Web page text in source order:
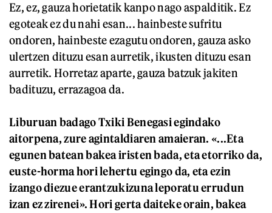
Ez, ez, gauza horietatik kanpo nago aspalditik. Ez
egoteak ez du nahi esan... hainbeste sufritu
ondoren, hainbeste ezagutu ondoren, gauza asko
ulertzen dituzu esan aurretik, ikusten dituzu esan
aurretik. Horretaz aparte, gauza batzuk jakiten
badituzu, errazagoa da.
Liburuan badago Txiki Benegasi egindako
aitorpena, zure agintaldiaren amaieran. «...Eta
egunen batean bakea iristen bada, eta etorriko da,
euste-horma hori lehertu egingo da, eta ezin
izango diezue erantzukizuna leporatu errudun
izan ez zirenei». Hori gerta daiteke orain, bakea